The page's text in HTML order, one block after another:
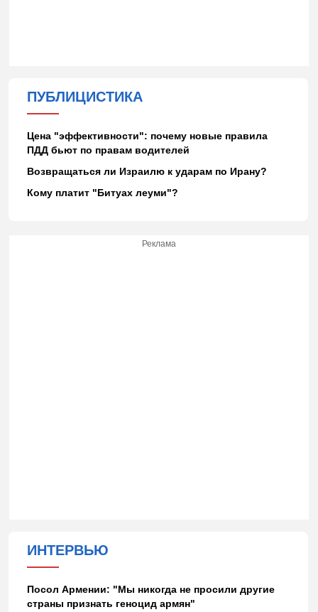
ПУБЛИЦИСТИКА
Цена "эффективности": почему новые правила
ПДД бьют по правам водителей
Возвращаться ли Израилю к ударам по Ирану?
Кому платит "Битуах леуми"?
Реклама
ИНТЕРВЬЮ
Посол Армении: "Мы никогда не просили другие
страны признать геноцид армян"